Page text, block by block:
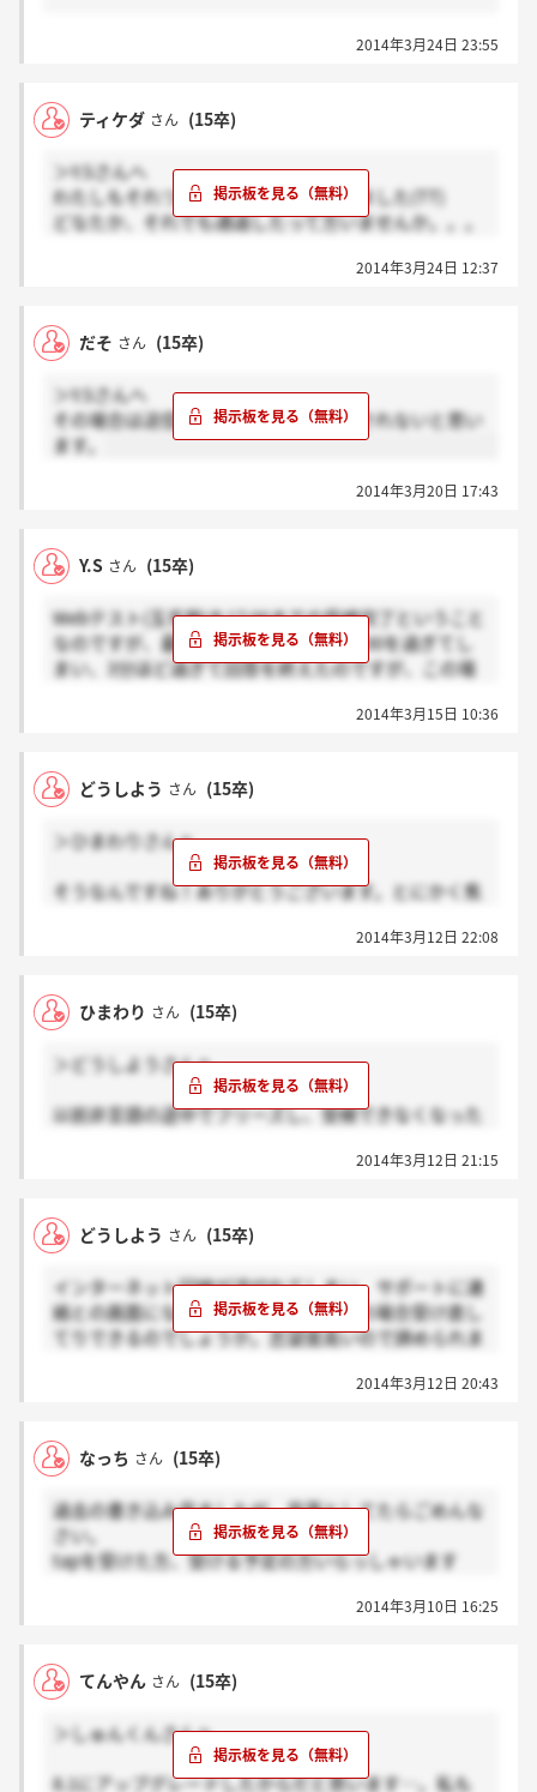
位しかないのですが、皆さん練習ではどれくらいの正
2014年3月24日 23:55
ティケダ さん (15卒)
＞Y.Sさんへ
わたしもそれついさっきやってしまいました(TT)
どなたか、それでも通過したって方いませんか。。。
2014年3月24日 12:37
だそ さん (15卒)
＞Y.Sさんへ
その場合は送信されていてもカウントされないと思い
ます。
2014年3月20日 17:43
Y.S さん (15卒)
Webテスト(玉手箱)を17:00までの受検完了ということ
なのですが、最後の性格を受検中に17:00を過ぎてし
まい、3分ほど過ぎて回答を終えたのですが、この場
2014年3月15日 10:36
どうしよう さん (15卒)
＞ひまわりさんへ
そうなんですね！ありがとうございます。とにかく焦
2014年3月12日 22:08
ひまわり さん (15卒)
＞どうしようさんへ
以前非言語の途中でフリーズし、受検できなくなった
サポートセンターに電話したら、もう一度非言語の最
とりあえずサポートセンターに電話してみるといいで
す！
締切まで日があって、志望度が高いなら諦めずに頑張
ってください！
2014年3月12日 21:15
どうしよう さん (15卒)
インターネット回線が途切れてしまい、サポートに連
絡との画面になってしまいました。この場合受け直し
てりできるのでしょうか。志望度高いので諦められま
2014年3月12日 20:43
なっち さん (15卒)
過去の書き込み見ましたが、見落としてたらごめんな
さい。
tapを受けた方、受ける予定の方いらっしゃいます
2014年3月10日 16:25
てんやん さん (15卒)
＞しゅんくんさんへ
8.1にアップグレードしたからだと思います…。私も